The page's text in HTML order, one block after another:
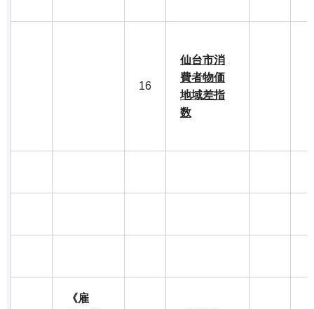
16
仙台市消
費者物価
地域差指
数
《雇